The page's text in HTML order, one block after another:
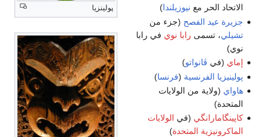
پولينزيا
الاتحاد الحر مع نيوزيلندا)
جزيرة عيد الفصح (جزء من
تشيلي، تسمى رابا نوي في رابا
نوي)
إماي (في ڤانواتو)
پولينيزيا الفرنسية (فرنسا)
هاواي (ولاية من الولايات
المتحدة)
كاپينگامارانگي (في الولايات
الماكرونيزية المتحدة)